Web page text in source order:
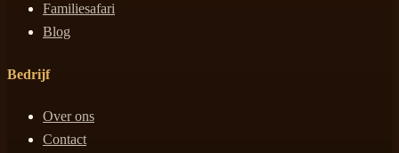
Familiesafari
Blog
Bedrijf
Over ons
Contact